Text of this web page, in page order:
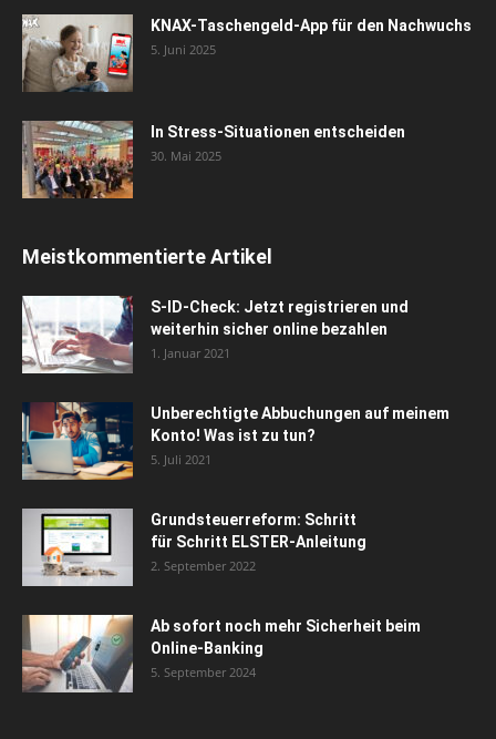
KNAX-Taschengeld-App für den Nachwuchs
5. Juni 2025
In Stress-Situationen entscheiden
30. Mai 2025
Meistkommentierte Artikel
S-ID-Check: Jetzt registrieren und
weiterhin sicher online bezahlen
1. Januar 2021
Unberechtigte Abbuchungen auf meinem
Konto! Was ist zu tun?
5. Juli 2021
Grundsteuerreform: Schritt
für Schritt ELSTER-Anleitung
2. September 2022
Ab sofort noch mehr Sicherheit beim
Online-Banking
5. September 2024